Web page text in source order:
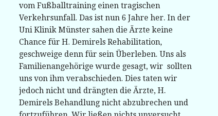
vom Fußballtraining einen tragischen
Verkehrsunfall. Das ist nun 6 Jahre her. In der
Uni Klinik Münster sahen die Ärzte keine
Chance für H. Demirels Rehabilitation,
geschweige denn für sein Überleben. Uns als
Familienangehörige wurde gesagt, wir sollten
uns von ihm verabschieden. Dies taten wir
jedoch nicht und drängten die Ärzte, H.
Demirels Behandlung nicht abzubrechen und